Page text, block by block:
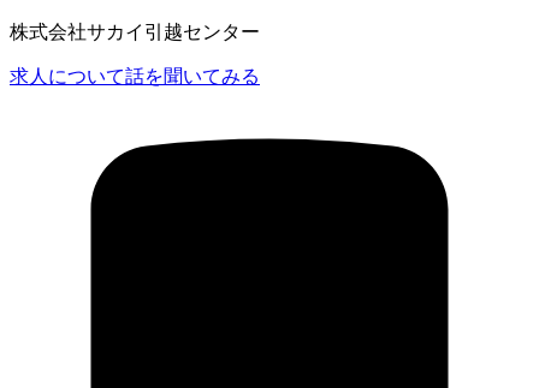
株式会社サカイ引越センター
求人について話を聞いてみる